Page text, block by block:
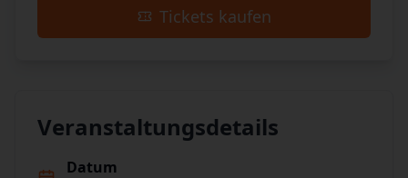
Tickets kaufen
Veranstaltungsdetails
Datum